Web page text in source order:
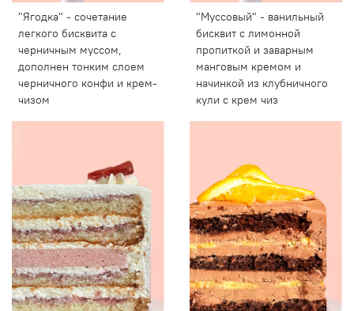
"Ягодка" - сочетание
легкого бисквита с
черничным муссом,
дополнен тонким слоем
черничного конфи и крем-
чизом
"Муссовый" - ванильный
бисквит с лимонной
пропиткой и заварным
манговым кремом и
начинкой из клубничного
кули с крем чиз